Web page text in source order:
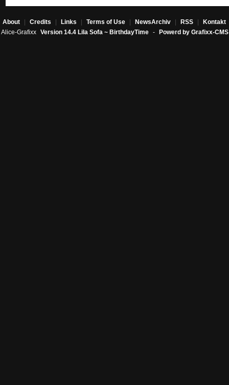
About Credits Links Terms of Use NewsArchiv RSS Kontakt
Alice-Grafixx Version 14.4 Lila Sofa ~ BirthdayTime - Powerd by Grafixx-CMS